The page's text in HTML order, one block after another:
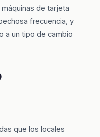
de tarjeta
frecuencia, y
a un tipo de cambio
que los locales